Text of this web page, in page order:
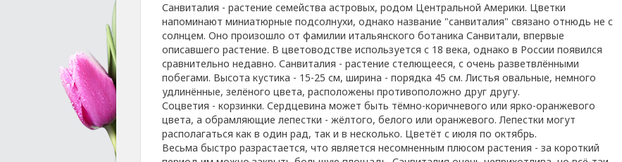
Санвиталия - растение семейства астровых, родом Центральной Америки. Цветки
напоминают миниатюрные подсолнухи, однако название "санвиталия" связано отнюдь не с
солнцем. Оно произошло от фамилии итальянского ботаника Санвитали, впервые
описавшего растение. В цветоводстве используется с 18 века, однако в России появился
сравнительно недавно. Санвиталия - растение стелющееся, с очень разветвлёнными
побегами. Высота кустика - 15-25 см, ширина - порядка 45 см. Листья овальные, немного
удлинённые, зелёного цвета, расположены противоположно друг другу.
Соцветия - корзинки. Сердцевина может быть тёмно-коричневого или ярко-оранжевого
цвета, а обрамляющие лепестки - жёлтого, белого или оранжевого. Лепестки могут
располагаться как в один рад, так и в несколько. Цветёт с июля по октябрь.
Весьма быстро разрастается, что является несомненным плюсом растения - за короткий